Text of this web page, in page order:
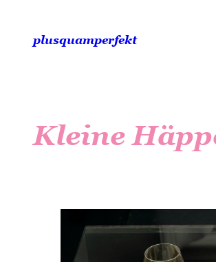
springen
plusquamperfekt
Kleine